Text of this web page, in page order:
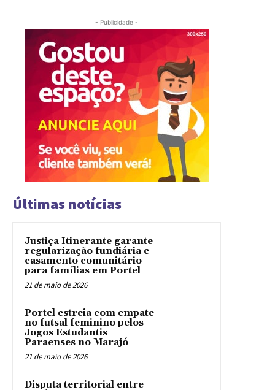
- Publicidade -
Últimas notícias
Justiça Itinerante garante
regularização fundiária e
casamento comunitário
para famílias em Portel
21 de maio de 2026
Portel estreia com empate
no futsal feminino pelos
Jogos Estudantis
Paraenses no Marajó
21 de maio de 2026
Disputa territorial entre